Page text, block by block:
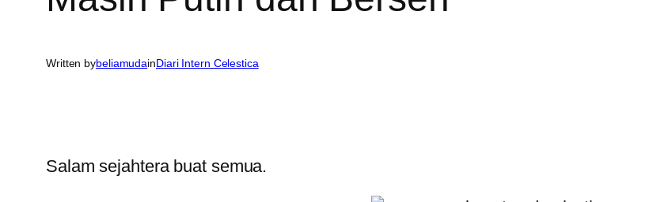
Written bybeliamudainDiari Intern Celestica
Salam sejahtera buat semua.